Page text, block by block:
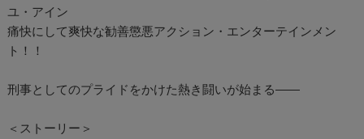
ユ・アイン
痛快にして爽快な勧善懲悪アクション・エンターテインメン
ト！！
刑事としてのプライドをかけた熱き闘いが始まる――
＜ストーリー＞